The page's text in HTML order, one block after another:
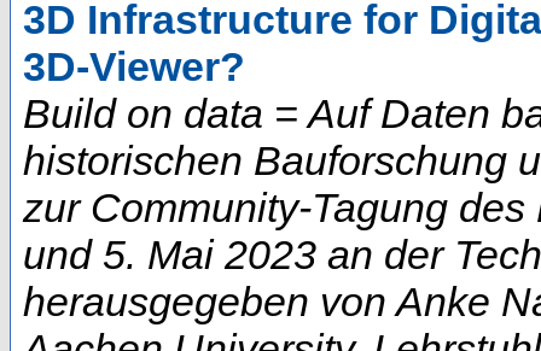
3D Infrastructure for
3D-Viewer?
Build on data = Auf Daten
historischen Bauforschung
zur Community-Tagung
und 5. Mai 2023 an der
herausgegeben von Anke